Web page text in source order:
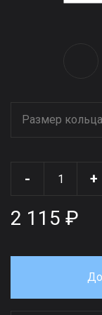
Размер кольца
- +
2 115 ₽